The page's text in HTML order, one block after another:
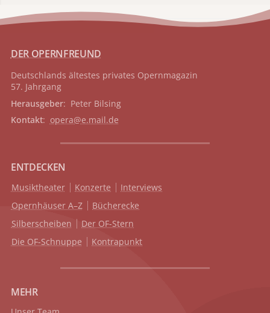
DER OPERNFREUND
Deutschlands ältestes privates Opernmagazin
57. Jahrgang
Herausgeber: Peter Bilsing
Kontakt: opera@e.mail.de
ENTDECKEN
Musiktheater Konzerte
Interviews
Opernhäuser A–Z
Bücherecke
Silberscheiben
Der OF-Stern
Die OF-Schnuppe
Kontrapunkt
MEHR